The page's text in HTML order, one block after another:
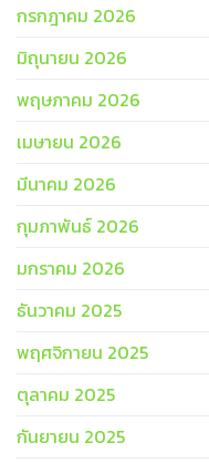
กรกฎาคม 2026
มิถุนายน 2026
พฤษภาคม 2026
เมษายน 2026
มีนาคม 2026
กุมภาพันธ์ 2026
มกราคม 2026
ธันวาคม 2025
พฤศจิกายน 2025
ตุลาคม 2025
กันยายน 2025